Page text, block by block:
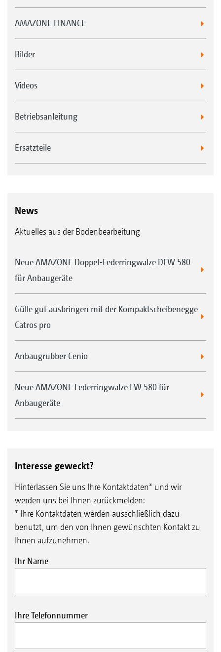
AMAZONE FINANCE
Bilder
Videos
Betriebsanleitung
Ersatzteile
News
Aktuelles aus der Bodenbearbeitung
Neue AMAZONE Doppel-Federringwalze DFW 580
für Anbaugeräte
Gülle gut ausbringen mit der Kompaktscheibenegge
Catros pro
Anbaugrubber Cenio
Neue AMAZONE Federringwalze FW 580 für
Anbaugeräte
Interesse geweckt?
Hinterlassen Sie uns Ihre Kontaktdaten* und wir
werden uns bei Ihnen zurückmelden:
* Ihre Kontaktdaten werden ausschließlich dazu
benutzt, um den von Ihnen gewünschten Kontakt zu
Ihnen aufzunehmen.
Ihr Name
Ihre Telefonnummer